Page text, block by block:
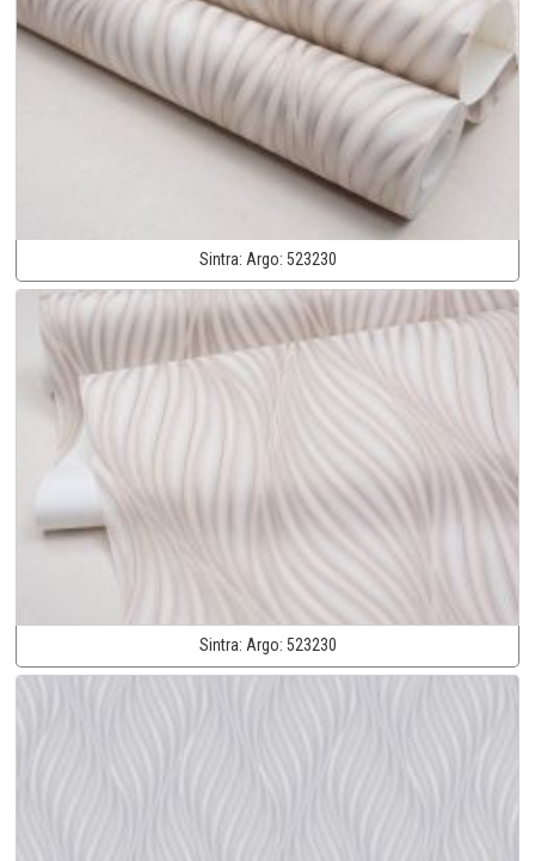
Sintra: Argo: 523230
Sintra: Argo: 523230